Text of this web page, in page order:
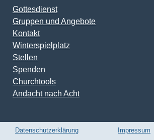
Gottesdienst
Gruppen und Angebote
Kontakt
Winterspielplatz
Stellen
Spenden
Churchtools
Andacht nach Acht
Datenschutzerklärung Impressum